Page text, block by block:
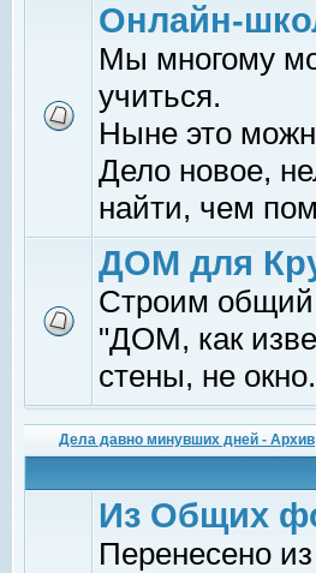
Онлайн-
Мы многому
учиться.
Ныне это
Дело новое,
найти, чем
ДОМ для
Строим
"ДОМ, как
стены, не
Дела давно минувших дней - Архив
Из Общих
Перенесено